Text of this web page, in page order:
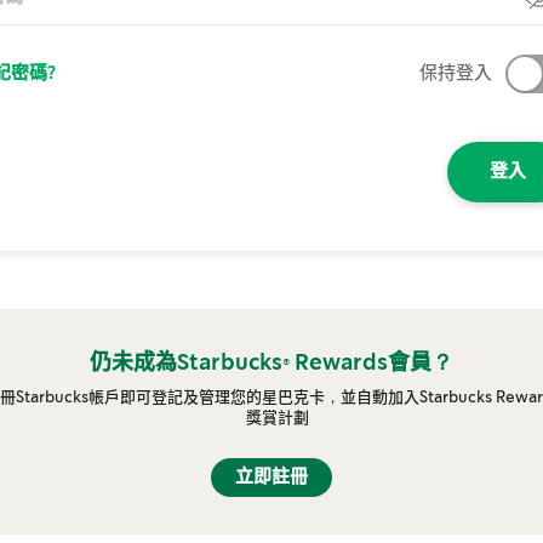
密碼? 保持登入
登入
仍未成為Starbucks® Rewards會員？
Starbucks帳戶即可登記及管理您的星巴克卡，並自動加入Starbucks
獎賞計劃
立即註冊